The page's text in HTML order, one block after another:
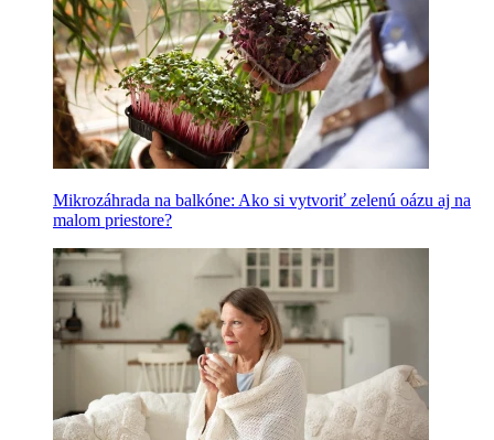
Mikrozáhrada na balkóne: Ako si vytvoriť zelenú oázu aj na
malom priestore?